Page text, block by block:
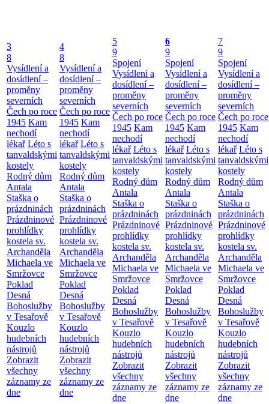
3
8
Vysídlení a
dosídlení –
proměny
severních
Čech po roce
1945 Kam
nechodí
lékař Léto s
tanvaldskými
kostely
Rodný dům
Antala
Staška o
prázdninách
Prázdninové
prohlídky
kostela sv.
Archanděla
Michaela ve
Smržovce
Poklad
Desná
Bohoslužby
v Tesařově
Kouzlo
hudebních
nástrojů
Zobrazit
všechny
záznamy ze
dne
4
8
Vysídlení a
dosídlení –
proměny
severních
Čech po roce
1945 Kam
nechodí
lékař Léto s
tanvaldskými
kostely
Rodný dům
Antala
Staška o
prázdninách
Prázdninové
prohlídky
kostela sv.
Archanděla
Michaela ve
Smržovce
Poklad
Desná
Bohoslužby
v Tesařově
Kouzlo
hudebních
nástrojů
Zobrazit
všechny
záznamy ze
dne
5
9
Spojení
Vysídlení a
dosídlení –
proměny
severních
Čech po roce
1945 Kam
nechodí
lékař Léto s
tanvaldskými
kostely
Rodný dům
Antala
Staška o
prázdninách
Prázdninové
prohlídky
kostela sv.
Archanděla
Michaela ve
Smržovce
Poklad
Desná
Bohoslužby
v Tesařově
Kouzlo
hudebních
nástrojů
Zobrazit
všechny
záznamy ze
dne
6
9
Spojení
Vysídlení a
dosídlení –
proměny
severních
Čech po roce
1945 Kam
nechodí
lékař Léto s
tanvaldskými
kostely
Rodný dům
Antala
Staška o
prázdninách
Prázdninové
prohlídky
kostela sv.
Archanděla
Michaela ve
Smržovce
Poklad
Desná
Bohoslužby
v Tesařově
Kouzlo
hudebních
nástrojů
Zobrazit
všechny
záznamy ze
dne
7
9
Spojení
Vysídlení a
dosídlení –
proměny
severních
Čech po roce
1945 Kam
nechodí
lékař Léto s
tanvaldskými
kostely
Rodný dům
Antala
Staška o
prázdninách
Prázdninové
prohlídky
kostela sv.
Archanděla
Michaela ve
Smržovce
Poklad
Desná
Bohoslužby
v Tesařově
Kouzlo
hudebních
nástrojů
Zobrazit
všechny
záznamy ze
dne